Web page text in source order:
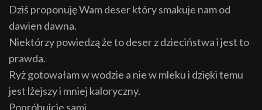
Dziś proponuję Wam deser który smakuje nam od
dawien dawna.
Niektórzy powiedzą że to deser z dzieciństwa i jest to
prawda.
Ryż gotowałam w wodzie a nie w mleku i dzięki temu
jest lżejszy i mniej kaloryczny.
Popróbujcie sami.